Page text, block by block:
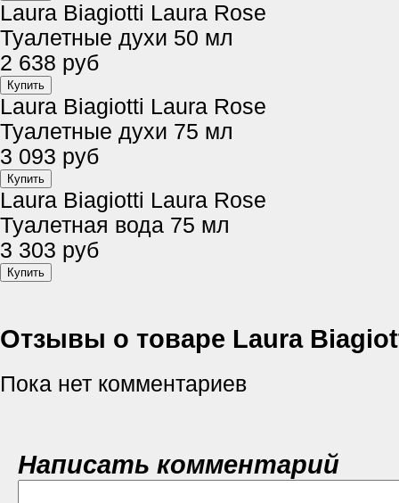
Laura Biagiotti Laura Rose
Туалетные духи 50 мл
2 638 руб
Laura Biagiotti Laura Rose
Туалетные духи 75 мл
3 093 руб
Laura Biagiotti Laura Rose
Туалетная вода 75 мл
3 303 руб
Отзывы о товаре Laura
Пока нет комментариев
Написать комментарий